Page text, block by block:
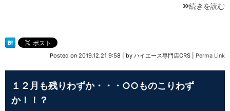
続きを読む
Posted on 2019.12.21 9:58 by ハイエース専門店CRS Perma Link
１２月も残りわずか・・・○○ものこりわず
か！！？